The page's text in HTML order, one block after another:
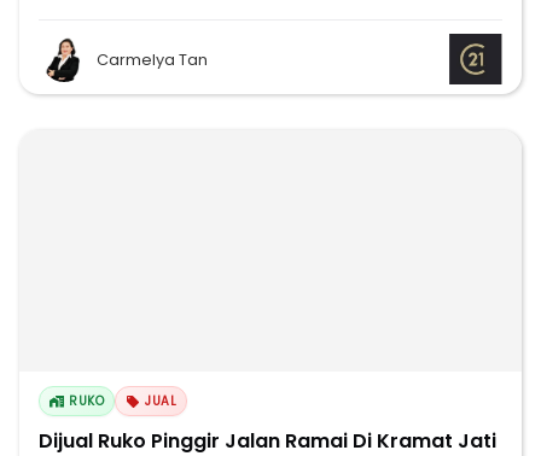
Carmelya Tan
RUKO JUAL
Dijual Ruko Pinggir Jalan Ramai Di Kramat Jati